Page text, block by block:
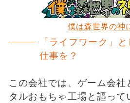
僕は森世界の神
「ライフワーク」
仕事を？
この会社では、ゲーム会社
タルおもちゃ工場と謳って